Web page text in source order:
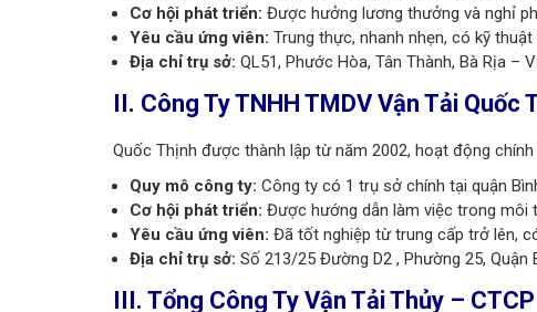
Cơ hội phát triển: Được hưởng lương thưởng và nghỉ
Yêu cầu ứng viên: Trung thực, nhanh nhẹn, có kỹ thuật
Địa chỉ trụ sở: QL51, Phước Hòa, Tân Thành, Bà Rịa –
II. Công Ty TNHH TMDV Vận Tải Quốc
Quốc Thịnh được thành lập từ năm 2002, hoạt động
Quy mô công ty: Công ty có 1 trụ sở chính tại quận
Cơ hội phát triển: Được hướng dẫn làm việc trong môi
Yêu cầu ứng viên: Đã tốt nghiệp từ trung cấp trở lên,
Địa chỉ trụ sở: Số 213/25 Đường D2 , Phường 25, Quận
III. Tổng Công Ty Vận Tải Thủy – CTCP